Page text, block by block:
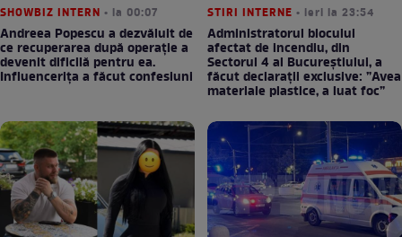
SHOWBIZ INTERN • la 00:07
Andreea Popescu a dezvăluit de
ce recuperarea după operație a
devenit dificilă pentru ea.
Influencerița a făcut confesiuni
STIRI INTERNE • ieri la 23:54
Administratorul blocului
afectat de incendiu, din
Sectorul 4 al Bucureștiului, a
făcut declarații exclusive: ”Avea
materiale plastice, a luat foc”